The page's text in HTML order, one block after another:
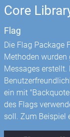
Core
Flag
Die Flag Package
Methoden
Messages
ein mit
des Flags
soll. Zum Beispiel